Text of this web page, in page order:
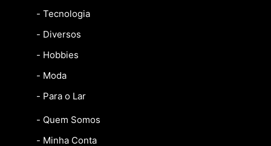
- Tecnologia
- Diversos
- Hobbies
- Moda
- Para o Lar
- Quem Somos
- Minha Conta